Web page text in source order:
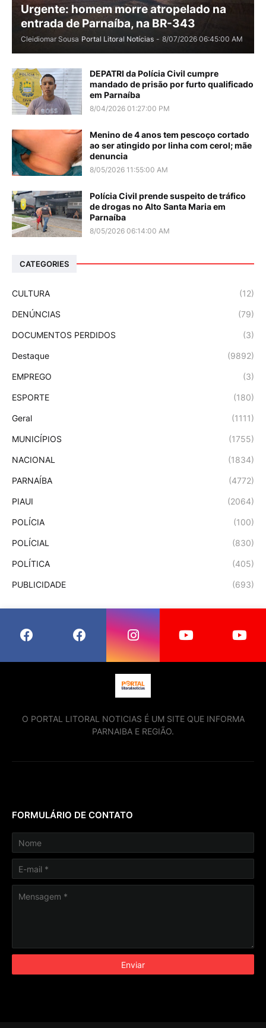
Urgente: homem morre atropelado na
entrada de Parnaíba, na BR-343
Cleidiomar Sousa Portal Litoral Notícias - 8/07/2026 06:45:00 AM
DEPATRI da Polícia Civil cumpre
mandado de prisão por furto qualificado
em Parnaíba
8/04/2026 01:27:00 PM
Menino de 4 anos tem pescoço cortado
ao ser atingido por linha com cerol; mãe
denuncia
8/05/2026 11:55:00 AM
Polícia Civil prende suspeito de tráfico
de drogas no Alto Santa Maria em
Parnaíba
8/05/2026 06:14:00 AM
CATEGORIES
CULTURA (12)
DENÚNCIAS (79)
DOCUMENTOS PERDIDOS (3)
Destaque (9892)
EMPREGO (3)
ESPORTE (180)
Geral (1111)
MUNICÍPIOS (1755)
NACIONAL (1834)
PARNAÍBA (4772)
PIAUI (2064)
POLÍCIA (100)
POLÍCIAL (830)
POLÍTICA (405)
PUBLICIDADE (693)
O PORTAL LITORAL NOTICIAS É UM SITE QUE INFORMA
PARNAIBA E REGIÃO.
FORMULÁRIO DE CONTATO